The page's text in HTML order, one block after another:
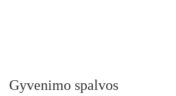
Gyvenimo spalvos